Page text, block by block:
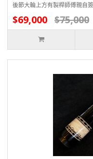
後節大輪上方有製桿師傅親自
$69,000 $75,000